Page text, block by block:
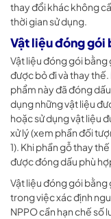
thay đổi khác không
thời gian sử dụng.
Vật liệu đóng gói
Vật liệu đóng gói bằng
được bỏ đi và thay thế.
phẩm này đã đóng
dụng những vật liệu
hoặc sử dụng vật liệu
xử lý (xem phần đối
1). Khi phần gỗ thay
được đóng dấu phù
Vật liệu đóng gói
trong việc xác định
NPPO cần hạn chế số